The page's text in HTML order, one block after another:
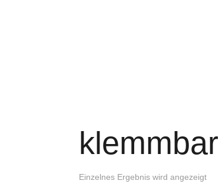
Einzelnes Ergebnis wird angezeigt